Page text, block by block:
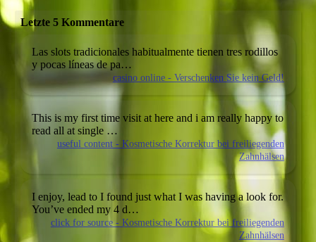
Letzte 5 Kommentare
Las slots tradicionales habitualmente tienen tres rodillos
y pocas líneas de pa…
casino online - Verschenken Sie kein Geld!
This is my first time visit at here and i am really happy to
read all at single …
useful content - Kosmetische Korrektur bei freiliegenden
Zahnhälsen
I enjoy, lead to I found just what I was having a look for.
You’ve ended my 4 d…
click for source - Kosmetische Korrektur bei freiliegenden
Zahnhälsen